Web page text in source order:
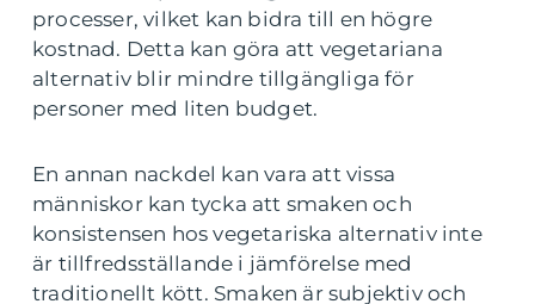
processer, vilket kan bidra till en högre
kostnad. Detta kan göra att vegetariana
alternativ blir mindre tillgängliga för
personer med liten budget.
En annan nackdel kan vara att vissa
människor kan tycka att smaken och
konsistensen hos vegetariska alternativ inte
är tillfredsställande i jämförelse med
traditionellt kött. Smaken är subjektiv och